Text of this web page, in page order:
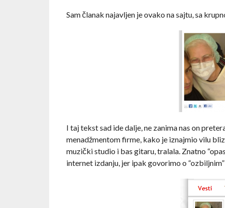
Sam članak najavljen je ovako na sajtu, sa
I taj tekst sad ide dalje, ne zanima nas on
menadžmentom firme, kako je iznajmio vilu
muzički studio i bas gitaru, tralala. Znatno
internet izdanju, jer ipak govorimo o